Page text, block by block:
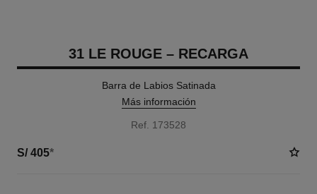
31 LE ROUGE – RECARGA
Barra de Labios Satinada
Más información
Ref. 173528
S/ 405*